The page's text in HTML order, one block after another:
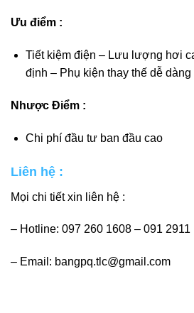
Ưu điểm :
Tiết kiệm điện – Lưu lượng hơi
định – Phụ kiện thay thế dễ dàng
Nhược Điểm :
Chi phí đầu tư ban đầu cao
Liên hệ :
Mọi chi tiết xin liên hệ :
– Hotline: 097 260 1608 – 091 2911
– Email: bangpq.tlc@gmail.com